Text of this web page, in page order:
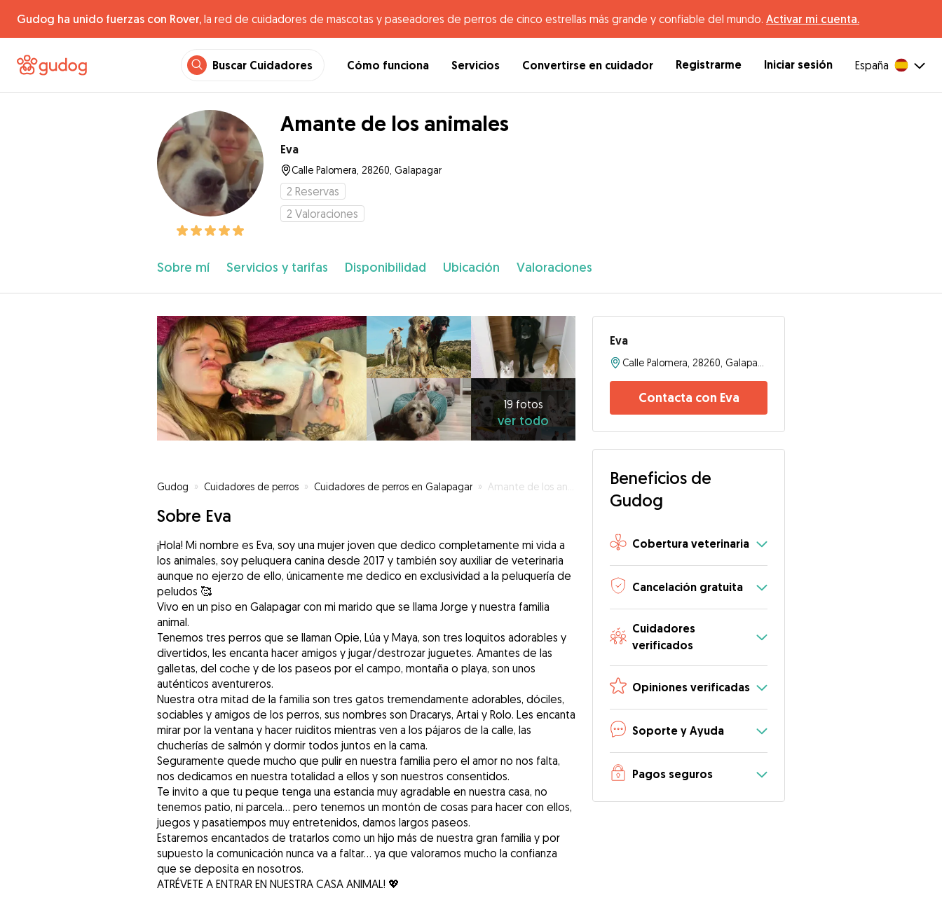
Gudog ha unido fuerzas con Rover, la red de cuidadores de mascotas y paseadores de perros de cinco estrellas más grande y confiable del mundo. Activar mi cuenta.
Buscar Cuidadores Cómo funciona Servicios Convertirse en cuidador Registrarme Iniciar sesión España
Amante de los animales
Eva
Calle Palomera, 28260, Galapagar
2 Reservas
2 Valoraciones
Sobre mí Servicios y tarifas Disponibilidad Ubicación Valoraciones
19 fotos
ver todo
Gudog » Cuidadores de perros » Cuidadores de perros en Galapagar » Amante de los animales
Sobre Eva
¡Hola! Mi nombre es Eva, soy una mujer joven que dedico completamente mi vida a
los animales, soy peluquera canina desde 2017 y también soy auxiliar de veterinaria
aunque no ejerzo de ello, únicamente me dedico en exclusividad a la peluquería de
peludos 🥰
Vivo en un piso en Galapagar con mi marido que se llama Jorge y nuestra familia
animal.
Tenemos tres perros que se llaman Opie, Lúa y Maya, son tres loquitos adorables y
divertidos, les encanta hacer amigos y jugar/destrozar juguetes. Amantes de las
galletas, del coche y de los paseos por el campo, montaña o playa, son unos
auténticos aventureros.
Nuestra otra mitad de la familia son tres gatos tremendamente adorables, dóciles,
sociables y amigos de los perros, sus nombres son Dracarys, Artai y Rolo. Les encanta
mirar por la ventana y hacer ruiditos mientras ven a los pájaros de la calle, las
chucherías de salmón y dormir todos juntos en la cama.
Seguramente quede mucho que pulir en nuestra familia pero el amor no nos falta,
nos dedicamos en nuestra totalidad a ellos y son nuestros consentidos.
Te invito a que tu peque tenga una estancia muy agradable en nuestra casa, no
tenemos patio, ni parcela… pero tenemos un montón de cosas para hacer con ellos,
juegos y pasatiempos muy entretenidos, damos largos paseos.
Estaremos encantados de tratarlos como un hijo más de nuestra gran familia y por
supuesto la comunicación nunca va a faltar… ya que valoramos mucho la confianza
que se deposita en nosotros.
ATRÉVETE A ENTRAR EN NUESTRA CASA ANIMAL! 💖
Eva
Contacta con Eva
Beneficios de
Gudog
Cobertura veterinaria
Cancelación gratuita
Cuidadores
verificados
Opiniones verificadas
Soporte y Ayuda
Pagos seguros